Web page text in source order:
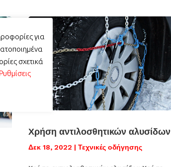
Χρήση αντιλοσθητικών αλυσίδων
Δεκ 18, 2022 | Τεχνικές οδήγησης
για
σχετικά